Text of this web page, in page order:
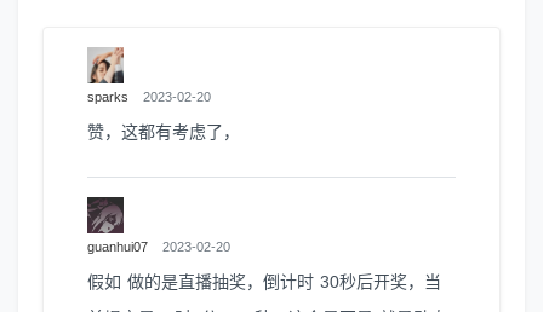
sparks 2023-02-20
赞，这都有考虑了，
guanhui07 2023-02-20
假如 做的是直播抽奖，倒计时 30秒后开奖，当